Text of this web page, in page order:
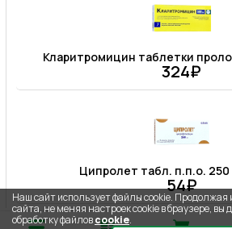
Кларитромицин таблетки
324₽
Ципролет табл. п.п.о. 250
54₽
Наш сайт использует файлы cookie. Продолжая
сайта, не меняя настроек cookie в браузере, вы
обработку файловcookie.